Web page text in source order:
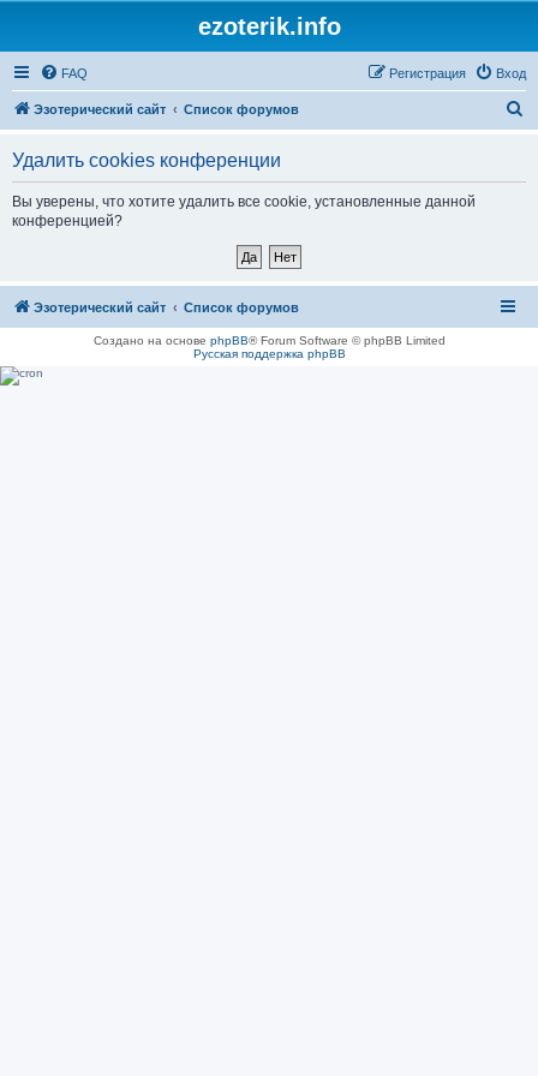
ezoterik.info
FAQ Вход
Регистрация
Эзотерический сайт Список форумов
Удалить cookies конференции
Вы уверены, что хотите удалить все cookie, установленные данной
конференцией?
Эзотерический сайт Список форумов
Создано на основе phpBB® Forum Software © phpBB Limited
Русская поддержка phpBB